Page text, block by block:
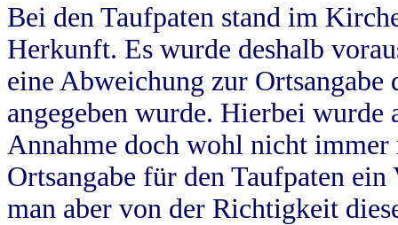
Bei den Taufpaten stand im
Herkunft. Es wurde deshalb
eine Abweichung zur
angegeben wurde. Hierbei wurde
Annahme doch wohl nicht
Ortsangabe für den Taufpaten
man aber von der Richtigkeit